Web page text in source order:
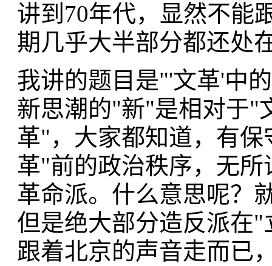
讲到70年代，显然不能
期几乎大半部分都还处
我讲的题目是"'文革'中
新思潮的"新"是相对于"
革"，大家都知道，有
革"前的政治秩序，无
革命派。什么意思呢？
但是绝大部分造反派在
跟着北京的声音走而已